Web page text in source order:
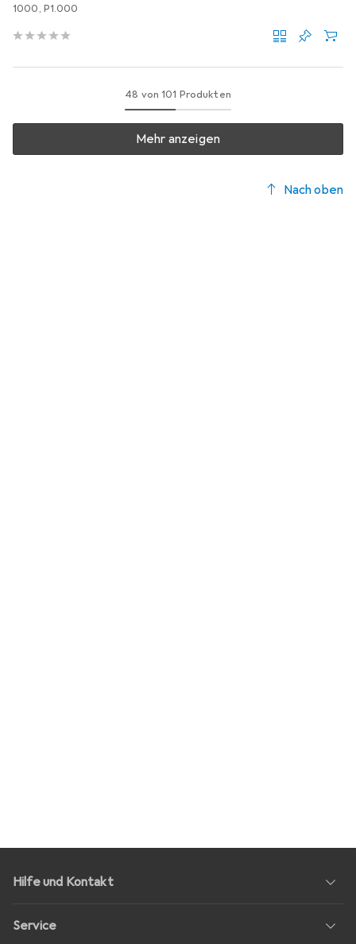
1000, P1.000
48 von 101 Produkten
Mehr anzeigen
Nach oben
Hilfe und Kontakt
Service